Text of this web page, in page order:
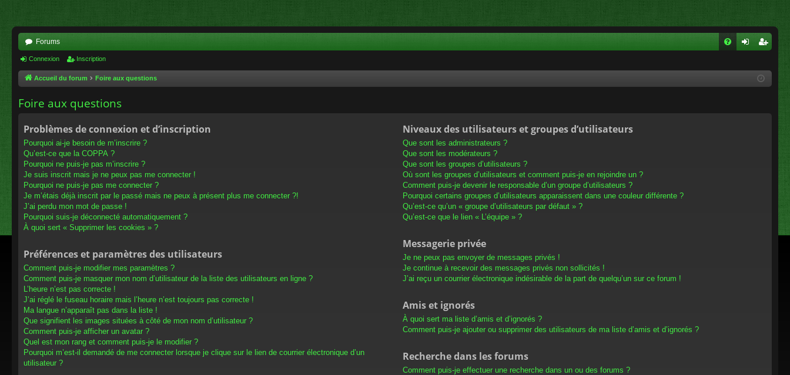
Forums
cri
Connexion Inscription
Accueil du forum Foire aux questions
Foire aux questions
Problèmes de connexion et d’inscription
Pourquoi ai-je besoin de m’inscrire ?
Qu’est-ce que la COPPA ?
Pourquoi ne puis-je pas m’inscrire ?
Je suis inscrit mais je ne peux pas me connecter !
Pourquoi ne puis-je pas me connecter ?
Je m’étais déjà inscrit par le passé mais ne peux à présent plus me connecter ?!
J’ai perdu mon mot de passe !
Pourquoi suis-je déconnecté automatiquement ?
À quoi sert « Supprimer les cookies » ?
Préférences et paramètres des utilisateurs
Comment puis-je modifier mes paramètres ?
Comment puis-je masquer mon nom d’utilisateur de la liste des utilisateurs en ligne ?
L’heure n’est pas correcte !
J’ai réglé le fuseau horaire mais l’heure n’est toujours pas correcte !
Ma langue n’apparaît pas dans la liste !
Que signifient les images situées à côté de mon nom d’utilisateur ?
Comment puis-je afficher un avatar ?
Quel est mon rang et comment puis-je le modifier ?
Pourquoi m’est-il demandé de me connecter lorsque je clique sur le lien de courrier électronique d’un
utilisateur ?
Niveaux des utilisateurs et groupes d’utilisateurs
Que sont les administrateurs ?
Que sont les modérateurs ?
Que sont les groupes d’utilisateurs ?
Où sont les groupes d’utilisateurs et comment puis-je en rejoindre un ?
Comment puis-je devenir le responsable d’un groupe d’utilisateurs ?
Pourquoi certains groupes d’utilisateurs apparaissent dans une couleur différente ?
Qu’est-ce qu’un « groupe d’utilisateurs par défaut » ?
Qu’est-ce que le lien « L’équipe » ?
Messagerie privée
Je ne peux pas envoyer de messages privés !
Je continue à recevoir des messages privés non sollicités !
J’ai reçu un courrier électronique indésirable de la part de quelqu’un sur ce forum !
Amis et ignorés
À quoi sert ma liste d’amis et d’ignorés ?
Comment puis-je ajouter ou supprimer des utilisateurs de ma liste d’amis et d’ignorés ?
Recherche dans les forums
Comment puis-je effectuer une recherche dans un ou des forums ?